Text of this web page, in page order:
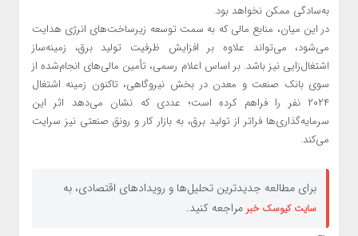
به‌سادگی ممکن نخواهد بود.
در این میان، منابع مالی که به سمت توسعه زیرساخت‌های انرژی هدایت
می‌شود، می‌تواند علاوه بر افزایش ظرفیت تولید برق، زمینه‌ساز
اشتغال‌زایی نیز باشد. بر اساس اعلام رسمی، تأمین مالی‌های انجام‌شده از
سوی بانک صنعت و معدن در بخش نیروگاهی، تاکنون زمینه اشتغال
۲۰۲۴ نفر را فراهم کرده است؛ عددی که نشان می‌دهد اثر این
سرمایه‌گذاری‌ها فراتر از تولید برق، به بازار کار و رونق صنعتی نیز سرایت
می‌کند.
برای مطالعه جدیدترین تحلیل‌ها و رویدادهای اقتصادی، به
سایت کیوسک خبر مراجعه کنید.